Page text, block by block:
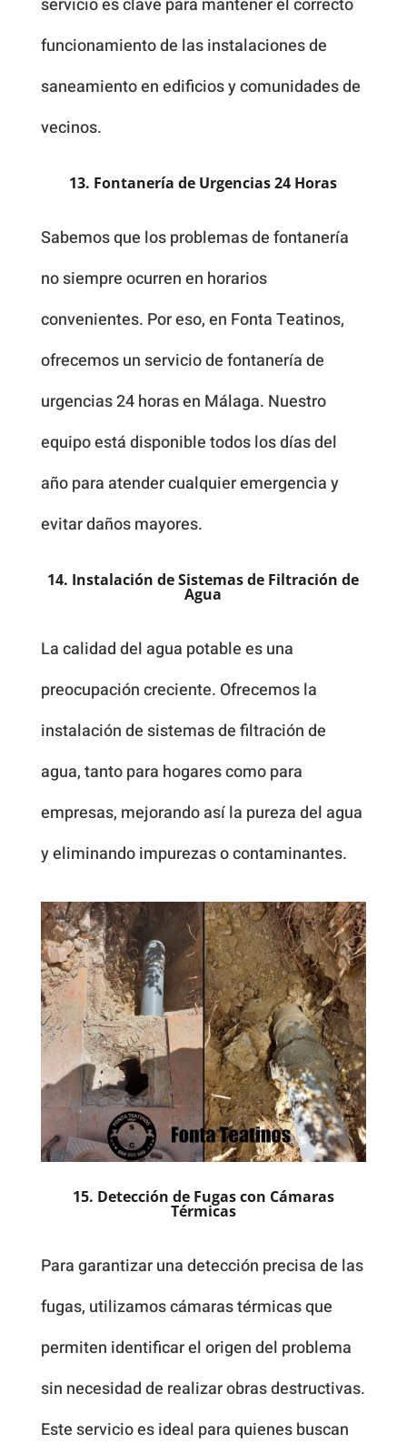
servicio es clave para mantener el correcto
funcionamiento de las instalaciones de
saneamiento en edificios y comunidades de
vecinos.
13. Fontanería de Urgencias 24 Horas
Sabemos que los problemas de fontanería
no siempre ocurren en horarios
convenientes. Por eso, en Fonta Teatinos,
ofrecemos un servicio de fontanería de
urgencias 24 horas en Málaga. Nuestro
equipo está disponible todos los días del
año para atender cualquier emergencia y
evitar daños mayores.
14. Instalación de Sistemas de Filtración de
Agua
La calidad del agua potable es una
preocupación creciente. Ofrecemos la
instalación de sistemas de filtración de
agua, tanto para hogares como para
empresas, mejorando así la pureza del agua
y eliminando impurezas o contaminantes.
15. Detección de Fugas con Cámaras
Térmicas
Para garantizar una detección precisa de las
fugas, utilizamos cámaras térmicas que
permiten identificar el origen del problema
sin necesidad de realizar obras destructivas.
Este servicio es ideal para quienes buscan